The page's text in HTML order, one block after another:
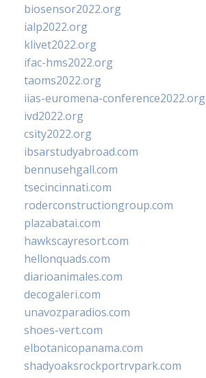
biosensor2022.org
ialp2022.org
klivet2022.org
ifac-hms2022.org
taoms2022.org
iias-euromena-conference2022.org
ivd2022.org
csity2022.org
ibsarstudyabroad.com
bennusehgall.com
tsecincinnati.com
roderconstructiongroup.com
plazabatai.com
hawkscayresort.com
hellonquads.com
diarioanimales.com
decogaleri.com
unavozparadios.com
shoes-vert.com
elbotanicopanama.com
shadyoaksrockportrvpark.com